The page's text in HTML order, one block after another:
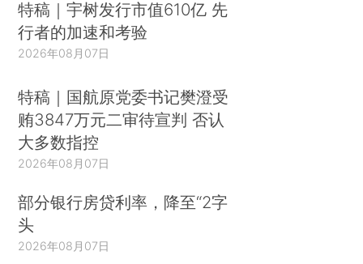
特稿｜宇树发行市值610亿 先
行者的加速和考验
2026年08月07日
特稿｜国航原党委书记樊澄受
贿3847万元二审待宣判 否认
大多数指控
2026年08月07日
部分银行房贷利率，降至“2字
头
2026年08月07日